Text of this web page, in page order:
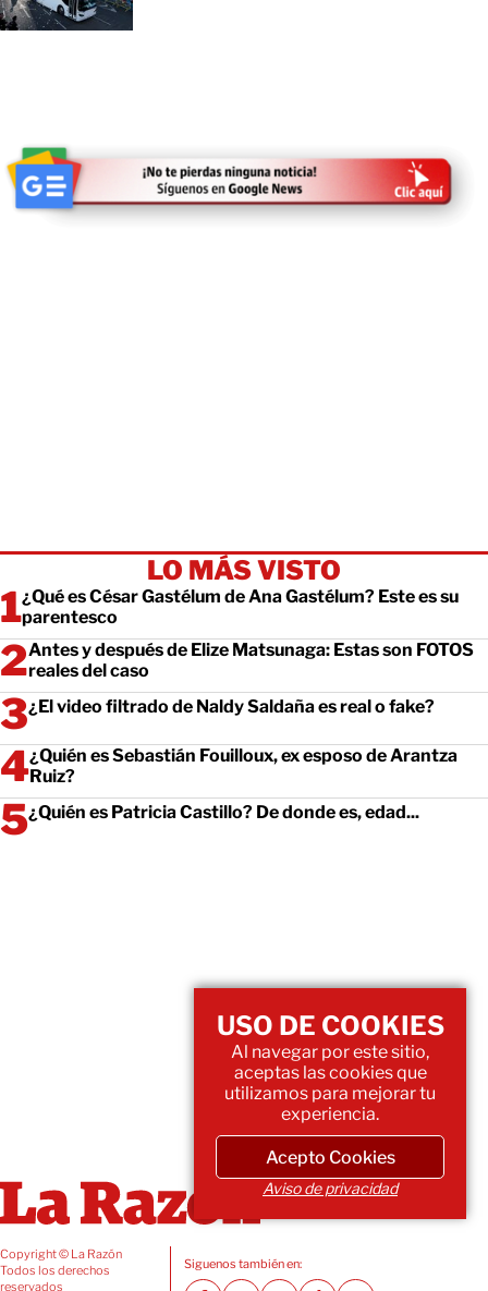
LO MÁS VISTO
¿Qué es César Gastélum de Ana Gastélum? Este es su
parentesco
Antes y después de Elize Matsunaga: Estas son FOTOS
reales del caso
¿El video filtrado de Naldy Saldaña es real o fake?
¿Quién es Sebastián Fouilloux, ex esposo de Arantza
Ruiz?
¿Quién es Patricia Castillo? De donde es, edad...
Copyright © La Razón
Todos los derechos
reservados
Siguenos también en:
USO DE COOKIES
Al navegar por este sitio,
aceptas las cookies que
utilizamos para mejorar tu
experiencia.
Acepto Cookies
Aviso de privacidad